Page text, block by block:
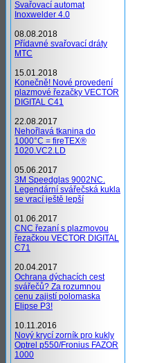
Svařovací automat
Inoxwelder 4.0
08.08.2018
Přídavné svařovací dráty
MTC
15.01.2018
Konečně! Nové provedení
plazmové řezačky VECTOR
DIGITAL C41
22.08.2017
Nehořlavá tkanina do
1000°C = fireTEX®
1020.VC2.LD
05.06.2017
3M Speedglas 9002NC.
Legendární svářečská kukla
se vrací ještě lepší
01.06.2017
CNC řezaní s plazmovou
řezačkou VECTOR DIGITAL
C71
20.04.2017
Ochrana dýchacích cest
svářečů? Za rozumnou
cenu zajistí polomaska
Elipse P3!
10.11.2016
Nový krycí zorník pro kukly
Optrel p550/Fronius FAZOR
1000